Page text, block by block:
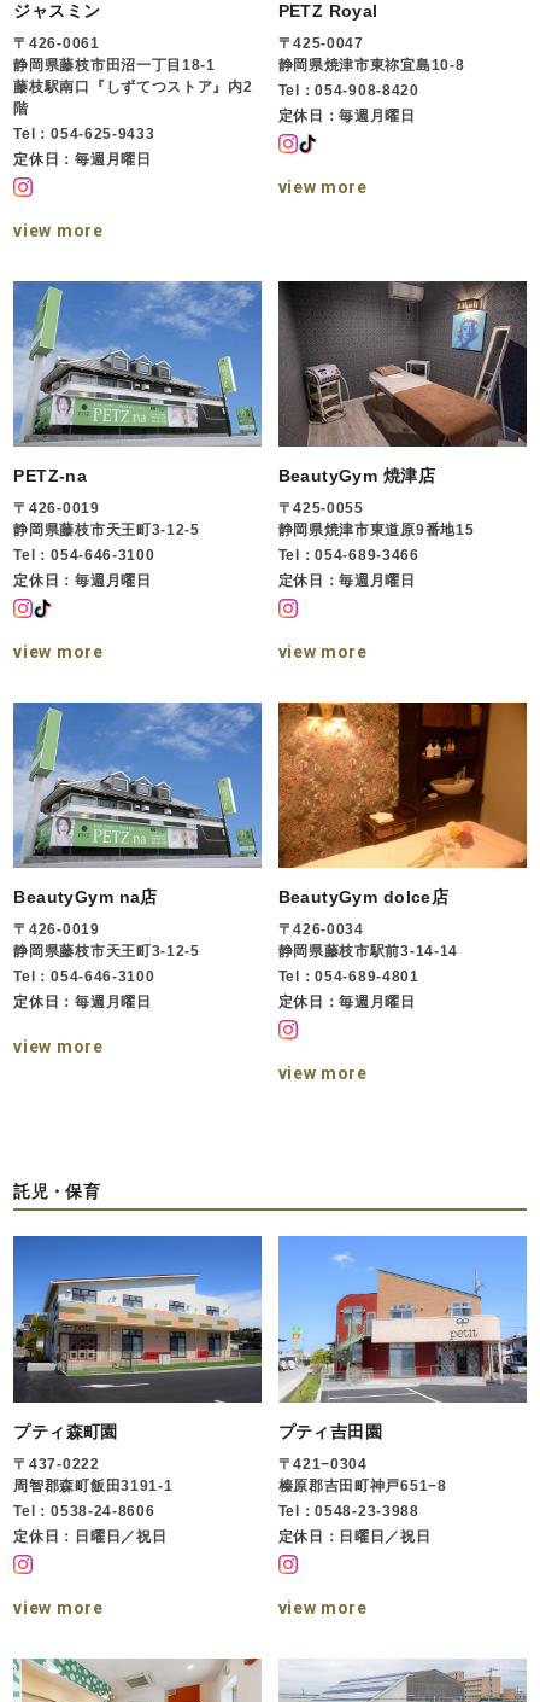
ジャスミン
〒426-0061
静岡県藤枝市田沼一丁目18-1
藤枝駅南口『しずてつストア』内2
階
Tel：054-625-9433
定休日：毎週月曜日
view more
PETZ Royal
〒425-0047
静岡県焼津市東祢宜島10-8
Tel：054-908-8420
定休日：毎週月曜日
view more
PETZ-na
〒426-0019
静岡県藤枝市天王町3-12-5
Tel：054-646-3100
定休日：毎週月曜日
view more
BeautyGym 焼津店
〒425-0055
静岡県焼津市東道原9番地15
Tel：054-689-3466
定休日：毎週月曜日
view more
BeautyGym na店
〒426-0019
静岡県藤枝市天王町3-12-5
Tel：054-646-3100
定休日：毎週月曜日
view more
BeautyGym dolce店
〒426-0034
静岡県藤枝市駅前3-14-14
Tel：054-689-4801
定休日：毎週月曜日
view more
託児・保育
プティ森町園
〒437-0222
周智郡森町飯田3191-1
Tel：0538-24-8606
定休日：日曜日／祝日
view more
プティ吉田園
〒421−0304
榛原郡吉田町神戸651−8
Tel：0548-23-3988
定休日：日曜日／祝日
view more